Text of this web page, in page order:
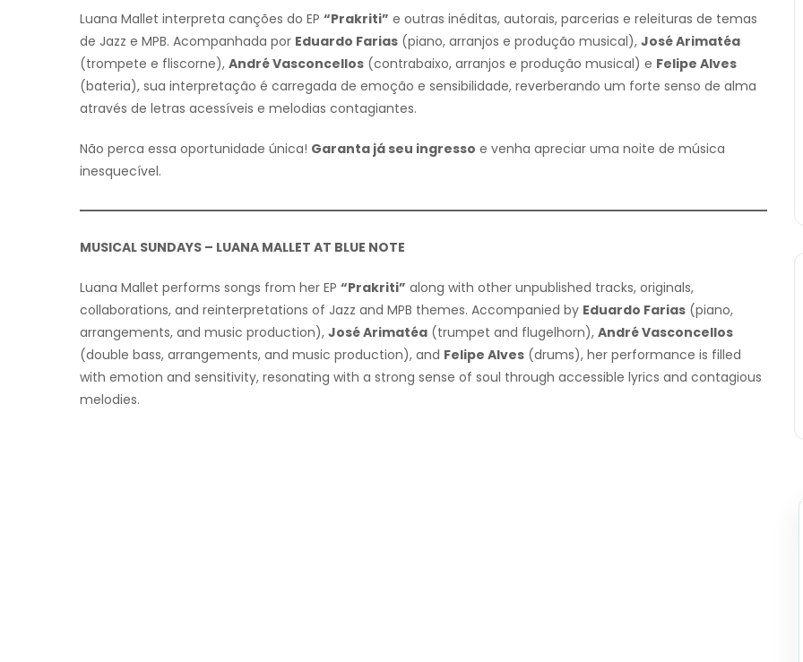
Luana Mallet interpreta canções do EP “Prakriti” e outras inéditas, autorais, parcerias e releituras de temas
de Jazz e MPB. Acompanhada por Eduardo Farias (piano, arranjos e produção musical), José Arimatéa
(trompete e fliscorne), André Vasconcellos (contrabaixo, arranjos e produção musical) e Felipe Alves
(bateria), sua interpretação é carregada de emoção e sensibilidade, reverberando um forte senso de alma
através de letras acessíveis e melodias contagiantes.
Não perca essa oportunidade única! Garanta já seu ingresso e venha apreciar uma noite de música
inesquecível.
MUSICAL SUNDAYS – LUANA MALLET AT BLUE NOTE
Luana Mallet performs songs from her EP “Prakriti” along with other unpublished tracks, originals,
collaborations, and reinterpretations of Jazz and MPB themes. Accompanied by Eduardo Farias (piano,
arrangements, and music production), José Arimatéa (trumpet and flugelhorn), André Vasconcellos
(double bass, arrangements, and music production), and Felipe Alves (drums), her performance is filled
with emotion and sensitivity, resonating with a strong sense of soul through accessible lyrics and contagious
melodies.